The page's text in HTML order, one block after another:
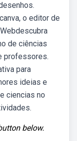
o editor de
de ciências
professores.
para
ideias e
ciencias no
below.